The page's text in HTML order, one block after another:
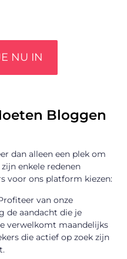
Bloggen
dan alleen een plek om
enkele redenen
voor ons platform kiezen:
van onze
de aandacht die je
verwelkomt maandelijks
die actief op zoek zijn
NU IN